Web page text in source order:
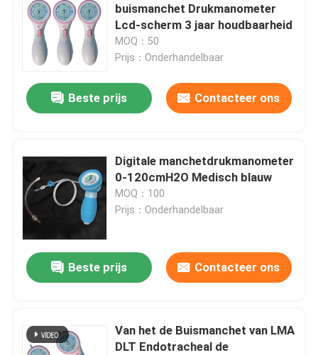
buismanchet Drukmanometer
Lcd-scherm 3 jaar houdbaarheid
MOQ：50
Prijs：Onderhandelbaar
Beste prijs Contacteer ons
Digitale manchetdrukmanometer
0-120cmH2O Medisch blauw
MOQ：100
Prijs：Onderhandelbaar
Beste prijs Contacteer ons
Van het de Buismanchet van LMA
DLT Endotracheal de